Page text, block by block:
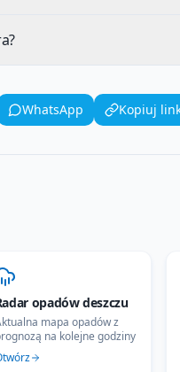
WhatsApp Kopiuj
opadów deszczu
mapa opadów z
na kolejne godziny